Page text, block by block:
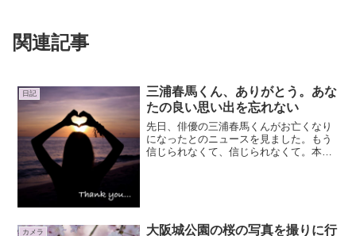
関連記事
日記
三浦春馬くん、ありがとう。あな
たの良い思い出を忘れない
先日、俳優の三浦春馬くんがお亡くなり
になったとのニュースを見ました。もう
信じられなくて、信じられなくて。本当
カメラ
大阪城公園の桜の写真を撮りに行